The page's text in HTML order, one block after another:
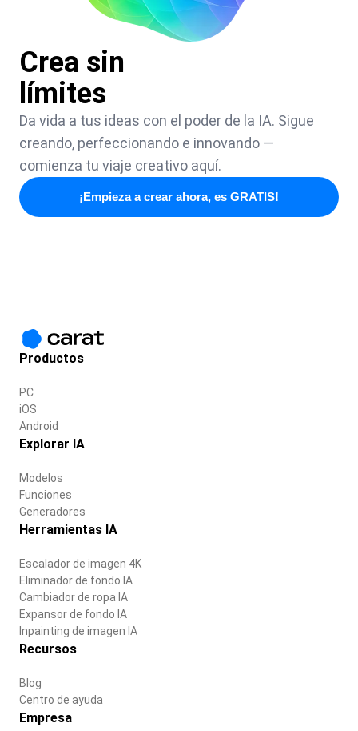
Crea sin
límites
Da vida a tus ideas con el poder de la IA. Sigue
creando, perfeccionando e innovando —
comienza tu viaje creativo aquí.
¡Empieza a crear ahora, es GRATIS!
Productos
PC
iOS
Android
Explorar IA
Modelos
Funciones
Generadores
Herramientas IA
Escalador de imagen 4K
Eliminador de fondo IA
Cambiador de ropa IA
Expansor de fondo IA
Inpainting de imagen IA
Recursos
Blog
Centro de ayuda
Empresa